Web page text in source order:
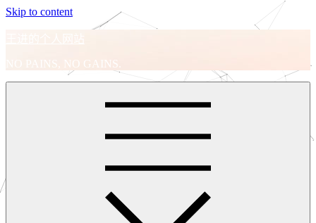
Skip to content
王进的个人网站
NO PAINS, NO GAINS.